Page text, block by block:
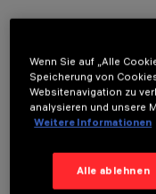
Wenn Sie auf „Alle
Speicherung von
Websitenavigation zu
analysieren und unsere
Weitere Informationen
Alle ablehnen